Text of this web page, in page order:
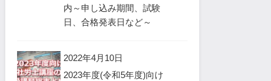
内～申し込み期間、試験
日、合格発表日など～
2022年4月10日
2023年度(令和5年度)向け